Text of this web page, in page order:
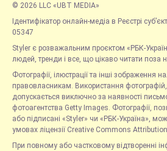
© 2026 LLC «UBT MEDIA»
Ідентифікатор онлайн-медіа в Реєстрі
05347
Styler є розважальним проєктом «РБК-
людей, тренди і все, що цікаво читати поза
Фотографії, ілюстрації та інші зображення
правовласникам. Використання
допускається виключно за наявності
фотоагентства Getty Images. Фотографії,
або підписані «Styler» чи «РБК-Україна»,
умовах ліцензії Creative Commons
При повному або частковому відтворенні